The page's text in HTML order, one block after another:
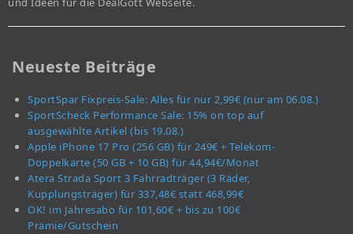
Neueste Beiträge
SportSpar Fixpreis-Sale: Alles für nur 2,99€ (nur am 06.08.)
SportScheck Performance Sale: 15% on top auf
ausgewählte Artikel (bis 19.08.)
Apple iPhone 17 Pro (256 GB) für 249€ + Telekom-
Doppelkarte (50 GB + 10 GB) für 44,94€/Monat
Atera Strada Sport 3 Fahrradträger (3 Räder,
Kupplungsträger) für 337,48€ statt 468,99€
OK! im Jahresabo für 101,60€ + bis zu 100€
Prämie/Gutschein